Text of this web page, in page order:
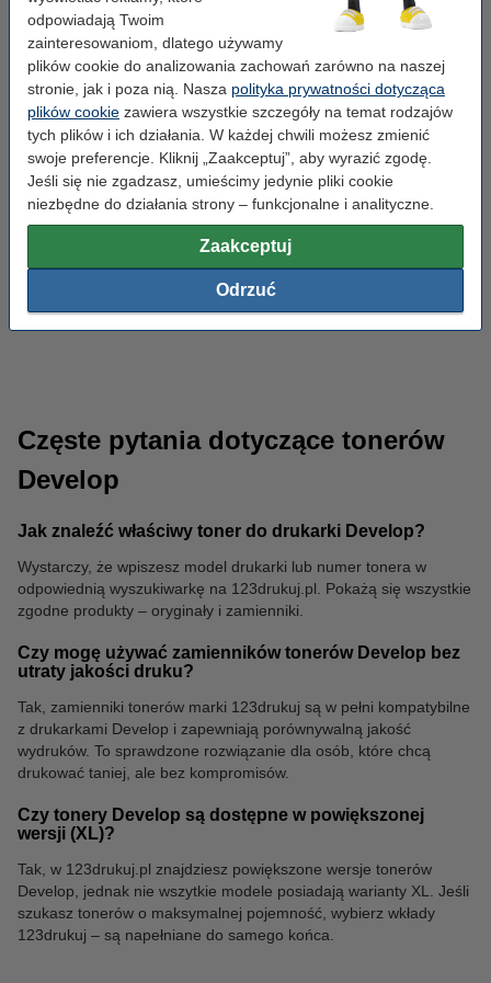
odpowiadają Twoim
zainteresowaniom, dlatego używamy
plików cookie do analizowania zachowań zarówno na naszej
stronie, jak i poza nią. Nasza polityka prywatności dotycząca
plików cookie zawiera wszystkie szczegóły na temat rodzajów
tych plików i ich działania. W każdej chwili możesz zmienić
swoje preferencje. Kliknij „Zaakceptuj”, aby wyrazić zgodę.
Jeśli się nie zgadzasz, umieścimy jedynie pliki cookie
niezbędne do działania strony – funkcjonalne i analityczne.
Zaakceptuj
Odrzuć
Clipboardy
Częste pytania dotyczące tonerów
Develop
Jak znaleźć właściwy toner do drukarki Develop?
Wystarczy, że wpiszesz model drukarki lub numer tonera w
odpowiednią wyszukiwarkę na 123drukuj.pl. Pokażą się wszystkie
zgodne produkty – oryginały i zamienniki.
Czy mogę używać zamienników tonerów Develop bez
utraty jakości druku?
Tak, zamienniki tonerów marki 123drukuj są w pełni kompatybilne
z drukarkami Develop i zapewniają porównywalną jakość
wydruków. To sprawdzone rozwiązanie dla osób, które chcą
drukować taniej, ale bez kompromisów.
Czy tonery Develop są dostępne w powiększonej
wersji (XL)?
Tak, w 123drukuj.pl znajdziesz powiększone wersje tonerów
Develop, jednak nie wszytkie modele posiadają warianty XL. Jeśli
szukasz tonerów o maksymalnej pojemność, wybierz wkłady
123drukuj – są napełniane do samego końca.